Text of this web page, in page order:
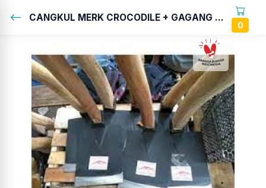
CANGKUL MERK CROCODILE + GAGANG KAYU ULIN...
0